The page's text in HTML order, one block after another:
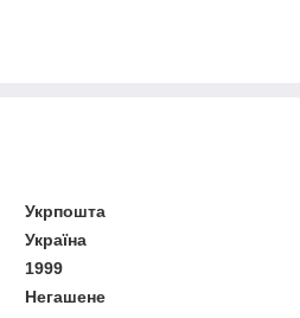
Укрпошта
Україна
1999
Негашене